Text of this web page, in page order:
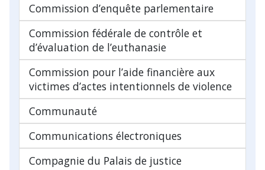
Commission d’enquête parlementaire
Commission fédérale de contrôle et
d’évaluation de l’euthanasie
Commission pour l’aide financière aux
victimes d’actes intentionnels de violence
Communauté
Communications électroniques
Compagnie du Palais de justice